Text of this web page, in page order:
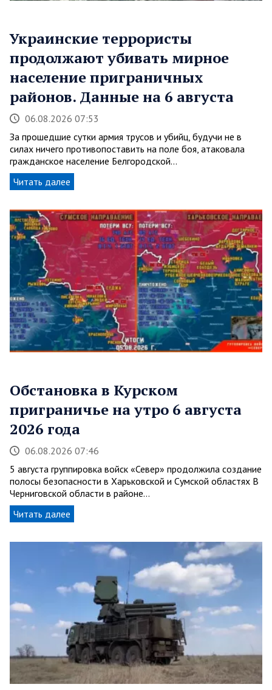
Украинские террористы
продолжают убивать мирное
население приграничных
районов. Данные на 6 августа
06.08.2026 07:53
За прошедшие сутки армия трусов и убийц, будучи не в
силах ничего противопоставить на поле боя, атаковала
гражданское население Белгородской…
Читать далее
Обстановка в Курском
приграничье на утро 6 августа
2026 года
06.08.2026 07:46
5 августа группировка войск «Север» продолжила создание
полосы безопасности в Харьковской и Сумской областях В
Черниговской области в районе…
Читать далее